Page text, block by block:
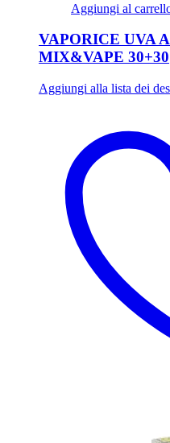
Aggiungi al
VAPORICE UVA
MIX&VAPE 30+30
Aggiungi alla lista dei